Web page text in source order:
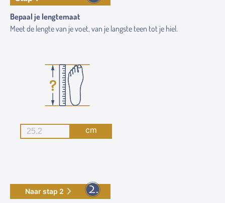
Bepaal je lengtemaat
Meet de lengte van je voet, van je langste teen tot je hiel.
cm
Naar stap 2